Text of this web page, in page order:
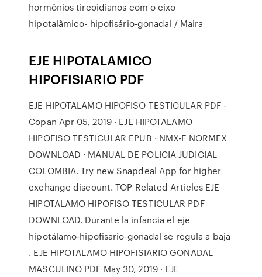
hormônios tireoidianos com o eixo
hipotalâmico- hipofisário-gonadal / Maira
EJE HIPOTALAMICO
HIPOFISIARIO PDF
EJE HIPOTALAMO HIPOFISO TESTICULAR PDF -
Copan Apr 05, 2019 · EJE HIPOTALAMO
HIPOFISO TESTICULAR EPUB · NMX-F NORMEX
DOWNLOAD · MANUAL DE POLICIA JUDICIAL
COLOMBIA. Try new Snapdeal App for higher
exchange discount. TOP Related Articles EJE
HIPOTALAMO HIPOFISO TESTICULAR PDF
DOWNLOAD. Durante la infancia el eje
hipotálamo-hipofisario-gonadal se regula a baja
. EJE HIPOTALAMO HIPOFISIARIO GONADAL
MASCULINO PDF May 30, 2019 · EJE